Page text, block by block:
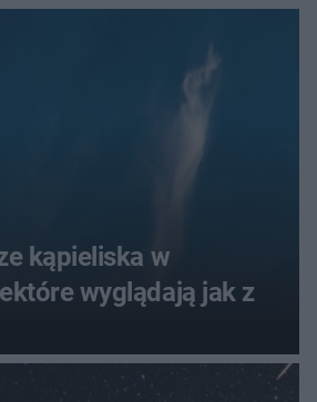
kąpieliska w
wyglądają jak z